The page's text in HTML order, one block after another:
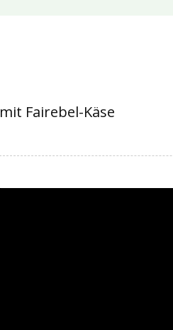
mit Fairebel-Käse